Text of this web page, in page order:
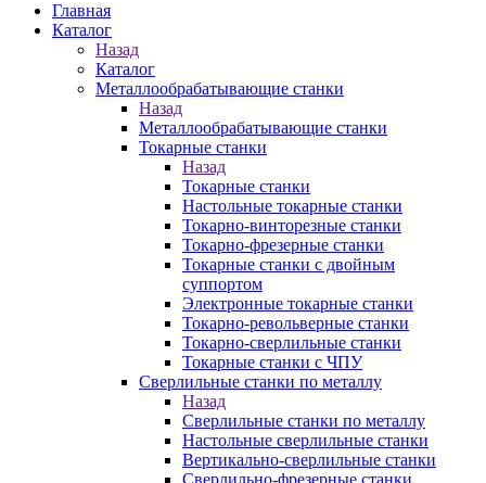
Главная
Каталог
Назад
Каталог
Металлообрабатывающие станки
Назад
Металлообрабатывающие станки
Токарные станки
Назад
Токарные станки
Настольные токарные станки
Токарно-винторезные станки
Токарно-фрезерные станки
Токарные станки с двойным
суппортом
Электронные токарные станки
Токарно-револьверные станки
Токарно-сверлильные станки
Токарные станки с ЧПУ
Сверлильные станки по металлу
Назад
Сверлильные станки по металлу
Настольные сверлильные станки
Вертикально-сверлильные станки
Сверлильно-фрезерные станки